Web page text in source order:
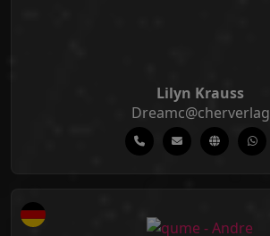
Lilyn Krauss
Dreamc@cherverlag